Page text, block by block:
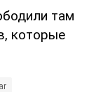
там
которые